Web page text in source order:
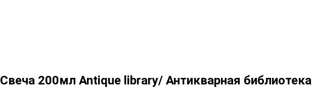
Свеча 200мл Antique library/ Антикварная библиотека